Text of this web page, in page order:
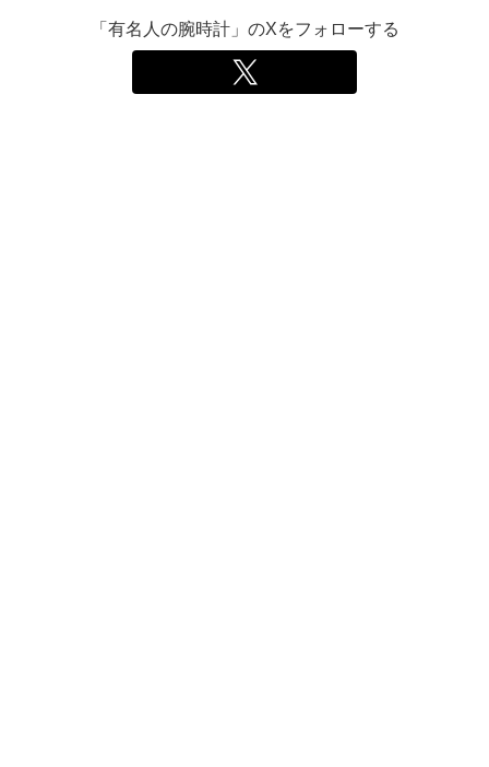
「有名人の腕時計」のXをフォローする